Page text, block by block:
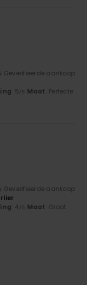
Geverifieerde aankoop
: 5/5 Maat: Perfecte
Geverifieerde aankoop
: 4/5 Maat: Groot